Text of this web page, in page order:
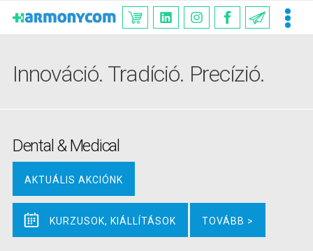
Innováció. Tradíció. Precízió.
Dental & Medical
AKTUÁLIS AKCIÓNK
KURZUSOK, KIÁLLÍTÁSOK TOVÁBB >